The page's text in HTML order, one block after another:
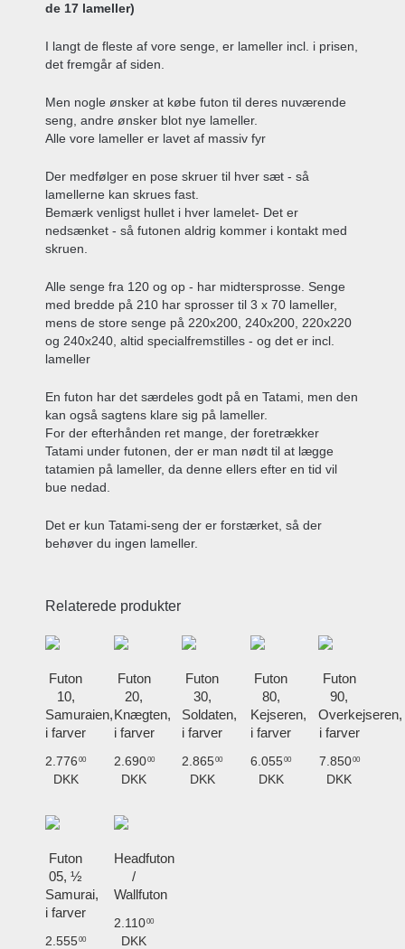
de 17 lameller)
I langt de fleste af vore senge, er lameller incl. i prisen,
det fremgår af siden.
Men nogle ønsker at købe futon til deres nuværende
seng, andre ønsker blot nye lameller.
Alle vore lameller er lavet af massiv fyr
Der medfølger en pose skruer til hver sæt - så
lamellerne kan skrues fast.
Bemærk venligst hullet i hver lamelet- Det er
nedsænket - så futonen aldrig kommer i kontakt med
skruen.
Alle senge fra 120 og op - har midtersprosse. Senge
med bredde på 210 har sprosser til 3 x 70 lameller,
mens de store senge på 220x200, 240x200, 220x220
og 240x240, altid specialfremstilles - og det er incl.
lameller
En futon har det særdeles godt på en Tatami, men den
kan også sagtens klare sig på lameller.
For der efterhånden ret mange, der foretrækker
Tatami under futonen, der er man nødt til at lægge
tatamien på lameller, da denne ellers efter en tid vil
bue nedad.
Det er kun Tatami-seng der er forstærket, så der
behøver du ingen lameller.
Relaterede produkter
Futon
10,
Samuraien,
i farver
2.776 00
DKK
Futon
20,
Knægten,
i farver
2.69000
DKK
Futon
30,
Soldaten,
i farver
2.86500
DKK
Futon
80,
Kejseren,
i farver
6.05500
DKK
Futon
90,
Overkejseren,
i farver
7.85000
DKK
Futon
05, ½
Samurai,
i farver
2.55500
Headfuton
/
Wallfuton
2.11000
DKK